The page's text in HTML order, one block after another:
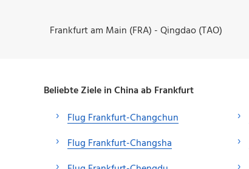
Frankfurt am Main (FRA) - Qingdao (TAO)
Beliebte Ziele in China ab Frankfurt
Flug Frankfurt-Changchun
Flug Frankfurt-Changsha